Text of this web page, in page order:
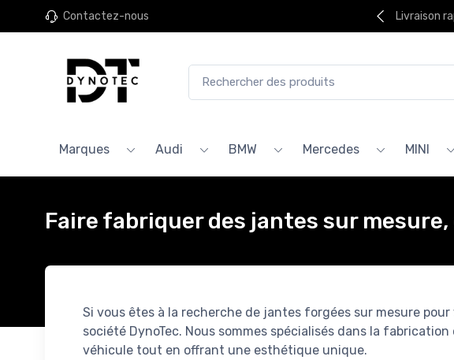
Contactez-nous Livraison
Marques Audi BMW Mercedes MINI
Faire fabriquer des jantes sur
Si vous êtes à la recherche de jantes forgées sur mesure
société DynoTec. Nous sommes spécialisés dans la
véhicule tout en offrant une esthétique unique.